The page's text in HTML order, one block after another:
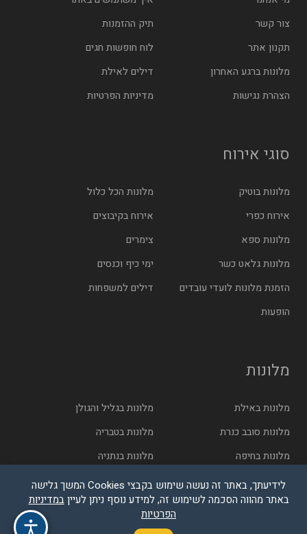
צור קשר
תיק ההזמנות
תקנון אתר
לוח חופשות חגים
מלונות ברגע האחרון
דילים לאילת
הצהרת נגישות
מדיניות הפרטיות
סוגי אירוח
מלונות בוטיק
מלונות הכל כלול
אירוח כפרי
אירוח בקיבוצים
מלונות ספא
צימרים
מלונות גלאט כשר
ימי כיף וכנסים
הזמנת מלונות לועדי עובדים
דילים למשפחות
הופעות
מלונות
מלונות באילת
מלונות בגליל והגולן
מלונות סובב כנרת
מלונות בטבריה
מלונות בחיפה
מלונות בנתניה
מלונות בתל אביב
מלונות בירושלים לידיעתך, באתר זה נעשה שימוש בקבצי Cookies המשך גלישה
באתר מהווה הסכמה לשימוש זה, למידע נוסף ניתן לעייןבמדיניות
הפרטיות